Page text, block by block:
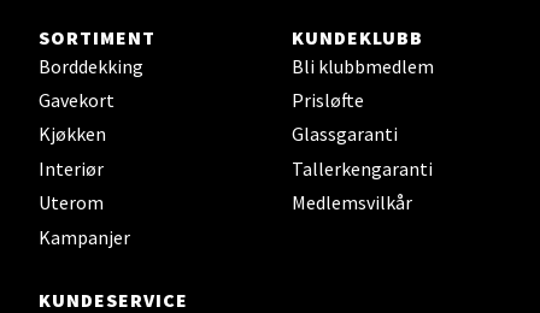
SORTIMENT
Borddekking
Gavekort
Kjøkken
Interiør
Uterom
Kampanjer
KUNDEKLUBB
Bli klubbmedlem
Prisløfte
Glassgaranti
Tallerkengaranti
Medlemsvilkår
KUNDESERVICE
Leirvik - Stord
Torgbakken 2, 5401 Stord
Åpent i dag 10-17
0 i butikk